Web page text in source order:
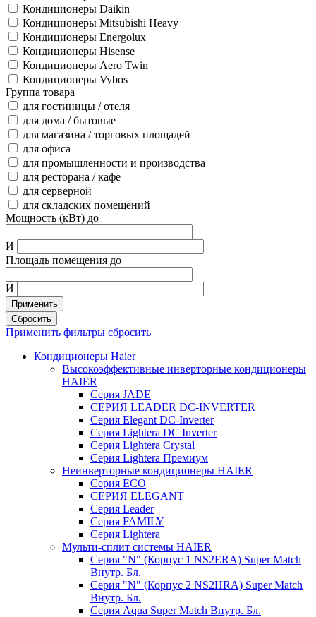
Кондиционеры Daikin
Кондиционеры Mitsubishi Heavy
Кондиционеры Energolux
Кондиционеры Hisense
Кондиционеры Aero Twin
Кондиционеры Vybos
Группа товара
для гостиницы / отеля
для дома / бытовые
для магазина / торговых площадей
для офиса
для промышленности и производства
для ресторана / кафе
для серверной
для складских помещений
Мощность (кВт) до
И
Площадь помещения до
И
Применить
Сбросить
Применить фильтры сбросить
Кондиционеры Haier
Высокоэффективные инверторные кондиционеры
HAIER
Серия JADE
СЕРИЯ LEADER DC-INVERTER
Серия Elegant DC-Inverter
Серия Lightera DC Inverter
Серия Lightera Crystal
Серия Lightera Премиум
Неинверторные кондиционеры HAIER
Серия ECO
СЕРИЯ ELEGANT
Серия Leader
Серия FAMILY
Серия Lightera
Мульти-сплит системы HAIER
Серия "N" (Корпус 1 NS2ERA) Super Match
Внутр. Бл.
Серия "N" (Корпус 2 NS2HRA) Super Match
Внутр. Бл.
Серия Aqua Super Match Внутр. Бл.